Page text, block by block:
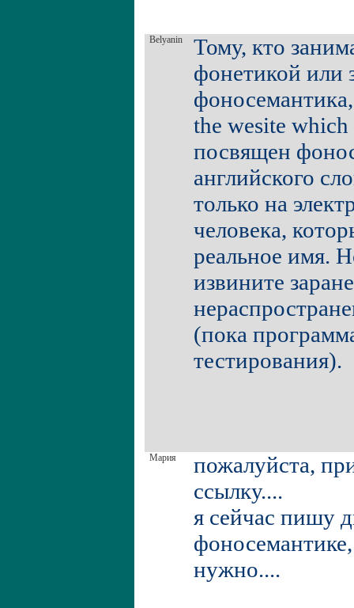
Belyanin
Тому, кто
фонетикой или
the wesite
посвящен
английского
только на
человека,
реальное имя.
извините
(пока
тестирования).
Мария
пожалуйста,
ссылку....
я сейчас пишу
нужно....